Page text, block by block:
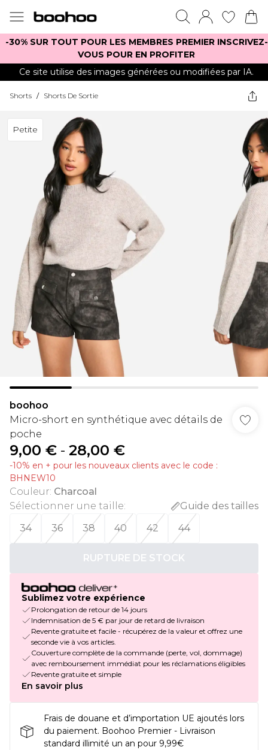
-30% SUR TOUT POUR LES MEMBRES PREMIER INSCRIVEZ-
VOUS POUR EN PROFITER
Ce site utilise des images générées ou modifiées par IA.
Shorts / Shorts De Sortie
Petite
boohoo
Micro-short en synthétique avec détails de
poche
9,00 € - 28,00 €
-10% en + pour les nouveaux clients avec le code :
BHNEW10
Couleur: Charcoal
Sélectionner une taille:
Guide des tailles
34
36 38 40 42 44
RUPTURE DE STOCK
Sublimez votre expérience
Prolongation de retour de 14 jours
Indemnisation de 5 € par jour de retard de livraison
Revente gratuite et facile - récupérez de la valeur et offrez une
seconde vie à vos articles.
Couverture complète de la commande (perte, vol, dommage)
avec remboursement immédiat pour les réclamations éligibles
Revente gratuite et simple
En savoir plus
Frais de douane et d’importation UE ajoutés lors
du paiement. Boohoo Premier - Livraison
standard illimité un an pour 9,99€